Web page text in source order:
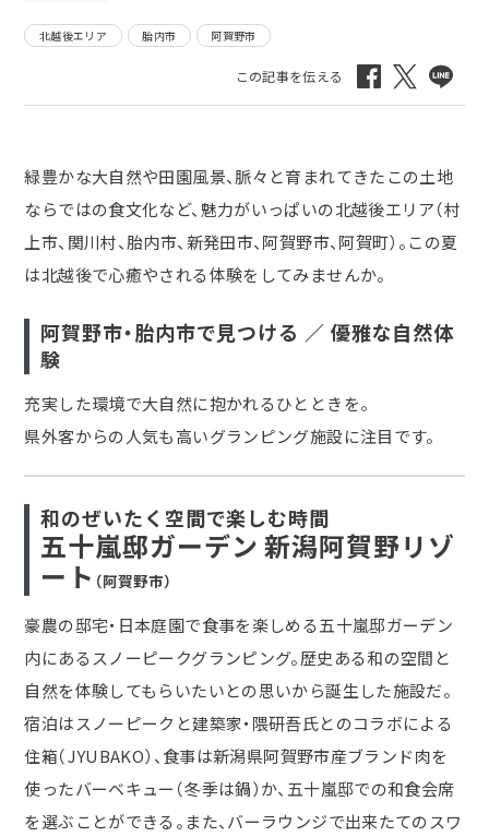
北越後エリア 胎内市 阿賀野市
緑豊かな大自然や田園風景、脈々と育まれてきたこの土地
ならではの食文化など、魅力がいっぱいの北越後エリア（村
上市、関川村、胎内市、新発田市、阿賀野市、阿賀町）。この夏
は北越後で心癒やされる体験をしてみませんか。
阿賀野市・胎内市で見つける ／ 優雅な自然体
験
充実した環境で大自然に抱かれるひとときを。
県外客からの人気も高いグランピング施設に注目です。
和のぜいたく空間で楽しむ時間
五十嵐邸ガーデン 新潟阿賀野リゾ
ート （阿賀野市）
豪農の邸宅・日本庭園で食事を楽しめる五十嵐邸ガーデン
内にあるスノーピークグランピング。歴史ある和の空間と
自然を体験してもらいたいとの思いから誕生した施設だ。
宿泊はスノーピークと建築家・隈研吾氏とのコラボによる
住箱（JYUBAKO）、食事は新潟県阿賀野市産ブランド肉を
使ったバーベキュー（冬季は鍋）か、五十嵐邸での和食会席
を選ぶことができる。また、バーラウンジで出来たてのスワ